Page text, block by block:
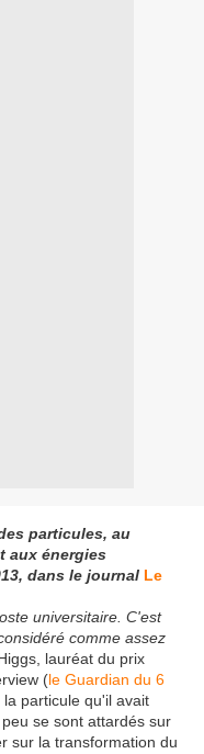
particules, au
aux énergies
dans le journal Le
universitaire. C'est
comme assez
lauréat du prix
(le Guardian du 6
particule qu'il avait
se sont attardés sur
sur la transformation du